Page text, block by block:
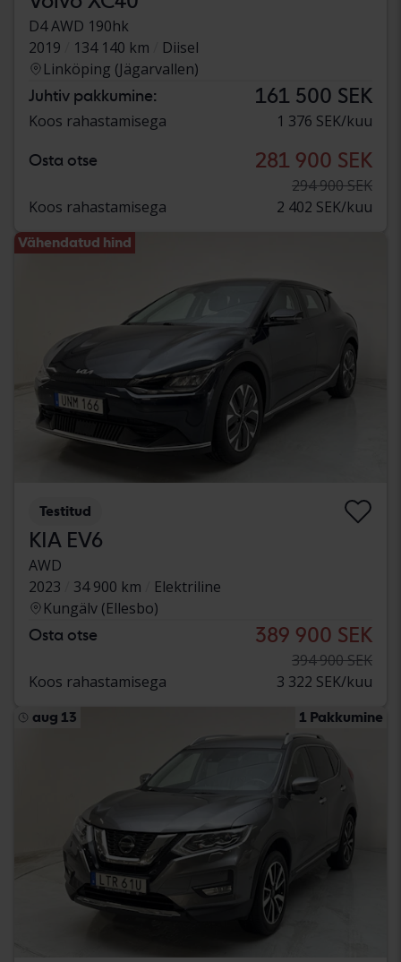
D4 AWD 190hk
2019
134 140 km
Diisel
Linköping (Jägarvallen)
Juhtiv pakkumine: 161 500 SEK
Koos rahastamisega 1 376 SEK/kuu
Osta otse 281 900 SEK
294 900 SEK
Koos rahastamisega
2 402 SEK/kuu
Vähendatud hind
Testitud
KIA EV6
AWD
2023
34 900 km
Elektriline
Kungälv (Ellesbo)
Osta otse 389 900 SEK
394 900 SEK
Koos rahastamisega
3 322 SEK/kuu
aug 13 1 Pakkumine